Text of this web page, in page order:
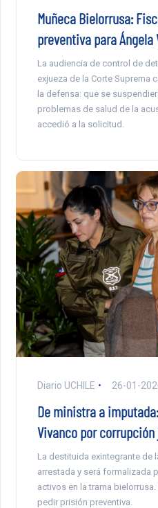
Muñeca Bielorrusa:
preventiva para Ángela
La audiencia de control de
exjueza de la Corte Suprema
la defensa: que se
problemas de salud de la
accedió a la solicitud.
Diario UCHILE 26-01-
De ministra a
Vivanco por
La destituida exintegrante de
arrestada y será formalizada
activos en la trama
pedir prisión preventiva.